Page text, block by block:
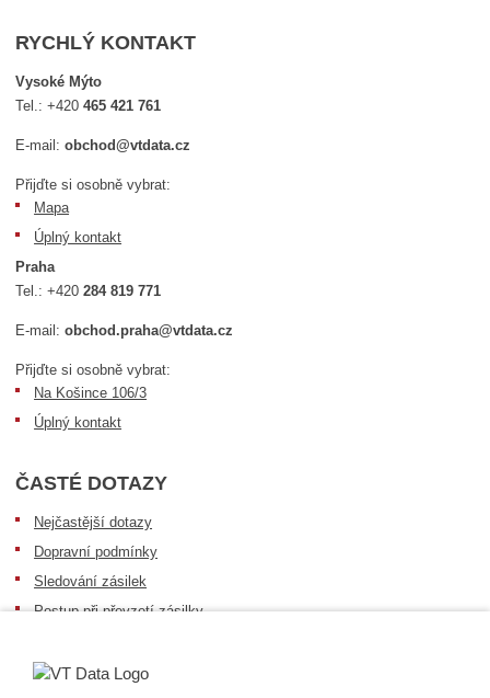
RYCHLÝ KONTAKT
Vysoké Mýto
Tel.:+420465 421 761
E-mail:obchod@vtdata.cz
Přijďte si osobně vybrat:
Mapa
Úplný kontakt
Praha
Tel.:+420284 819 771
E-mail:obchod.praha@vtdata.cz
Přijďte si osobně vybrat:
Na Košince 106/3
Úplný kontakt
ČASTÉ DOTAZY
Nejčastější dotazy
Dopravní podmínky
Sledování zásilek
Postup při převzetí zásilky
Obecné informace